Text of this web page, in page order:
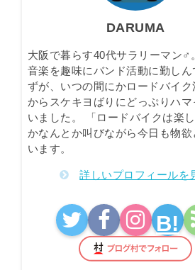
DARUMA
大阪で暮らす40代サラリーマン♂
音楽を趣味にバンド活動に勤しん
ずが、いつの間にかロードバイク
からスケキヨばりにどっぷりハマ
いました。 「ロードバイクは楽
かなんとか叫びながら今日も物欲
います。
詳しいプロフィールを
B!